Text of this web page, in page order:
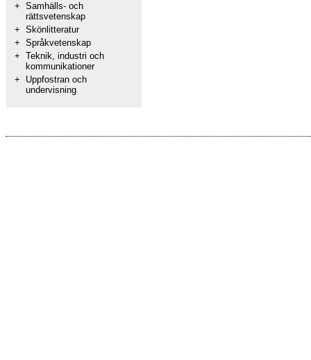
+ Samhälls- och
rättsvetenskap
+ Skönlitteratur
+ Språkvetenskap
+ Teknik, industri och
kommunikationer
+
Uppfostran och
undervisning